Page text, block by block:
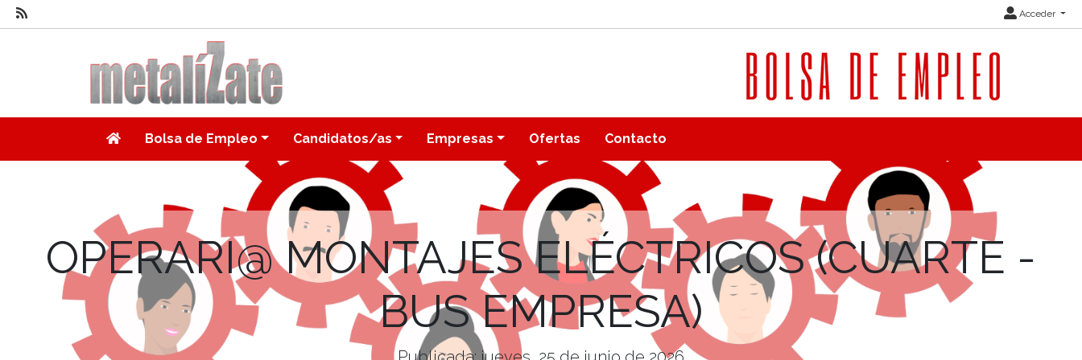
Acceder
Bolsa de Empleo Candidatos/as Empresas Ofertas Contacto
OPERARI@ MONTAJES ELÉCTRICOS (CUARTE -
BUS EMPRESA)